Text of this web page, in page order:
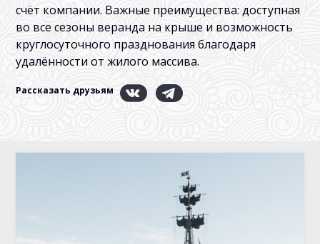
счёт компании. Важные преимущества: доступная
во все сезоны веранда на крыше и возможность
круглосуточного празднования благодаря
удалённости от жилого массива.
Рассказать друзьям